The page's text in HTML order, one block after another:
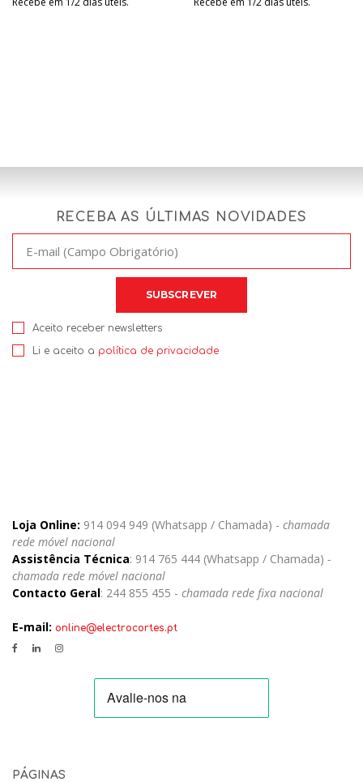
RECEBA AS ÚLTIMAS NOVIDADES
Aceito receber newsletters
Li e aceito a política de privacidade
Loja Online: 914 094 949 (Whatsapp / Chamada) - chamada
rede móvel nacional
Assistência Técnica: 914 765 444 (Whatsapp / Chamada) -
chamada rede móvel nacional
Contacto Geral: 244 855 455 - chamada rede fixa nacional
E-mail: online@electrocortes.pt
PÁGINAS